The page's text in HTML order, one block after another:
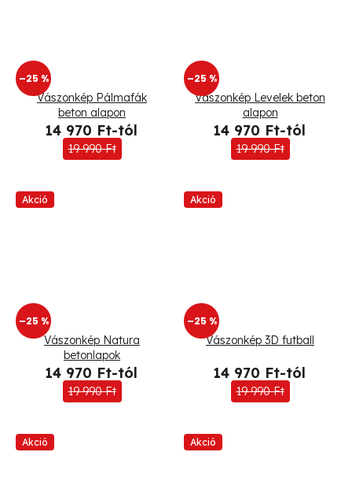
–25 %
Vászonkép Pálmafák
beton alapon
14 970 Ft-tól
19 990 Ft
–25 %
Vászonkép Levelek beton
alapon
14 970 Ft-tól
19 990 Ft
Akció
–25 %
Vászonkép Natura
betonlapok
14 970 Ft-tól
19 990 Ft
Akció
–25 %
Vászonkép 3D futball
14 970 Ft-tól
19 990 Ft
Akció Akció